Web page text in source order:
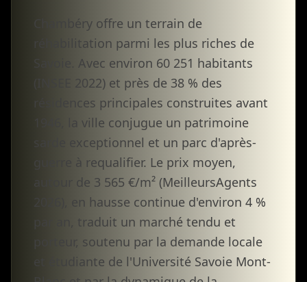
Chambéry offre un terrain de
réhabilitation parmi les plus riches de
Savoie. Avec environ 60 251 habitants
(INSEE 2022) et près de 38 % des
résidences principales construites avant
1946, la ville conjugue un patrimoine
sarde exceptionnel et un parc d'après-
guerre à requalifier. Le prix moyen,
autour de 3 565 €/m² (MeilleursAgents
2026), en hausse continue d'environ 4 %
par an, traduit un marché tendu et
porteur, soutenu par la demande locale
et étudiante de l'Université Savoie Mont-